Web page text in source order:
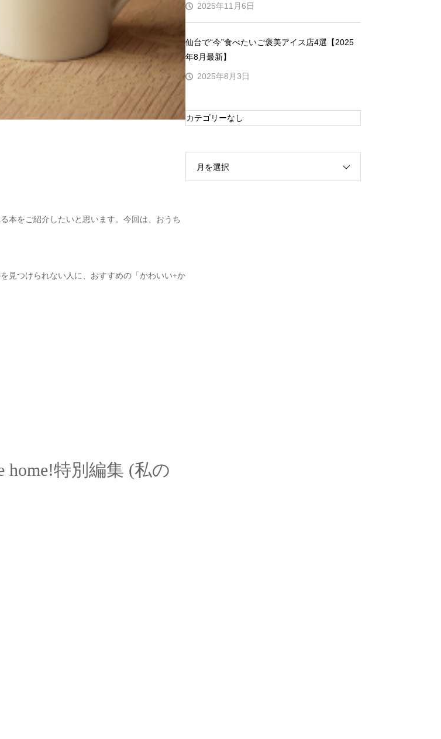
本をご紹介したいと思います。今回は、おうち
見つけられない人に、おすすめの「かわいい+か
home!特別編集 (私の
2025年11月6日
仙台で“今”食べたいご褒美アイス店4選【2025
年8月最新】
2025年8月3日
カテゴリーなし
月を選択